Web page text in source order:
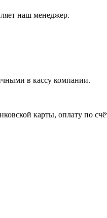
наш менеджер.
в кассу компании.
карты, оплату по